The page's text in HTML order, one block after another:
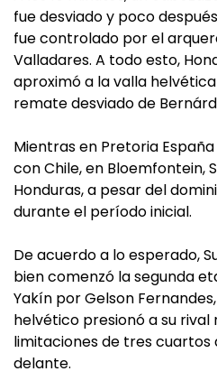
fue desviado y poco
fue controlado por el
Valladares. A todo esto,
aproximó a la valla
remate desviado de
Mientras en Pretoria
con Chile, en Bloemfontein,
Honduras, a pesar del
durante el período inicial.
De acuerdo a lo esperado,
bien comenzó la segunda
Yakín por Gelson
helvético presionó a su rival
limitaciones de tres cuartos
delante.